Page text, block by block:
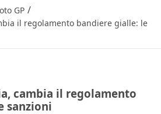
GP /
il regolamento bandiere gialle: le
cambia il regolamento
sanzioni